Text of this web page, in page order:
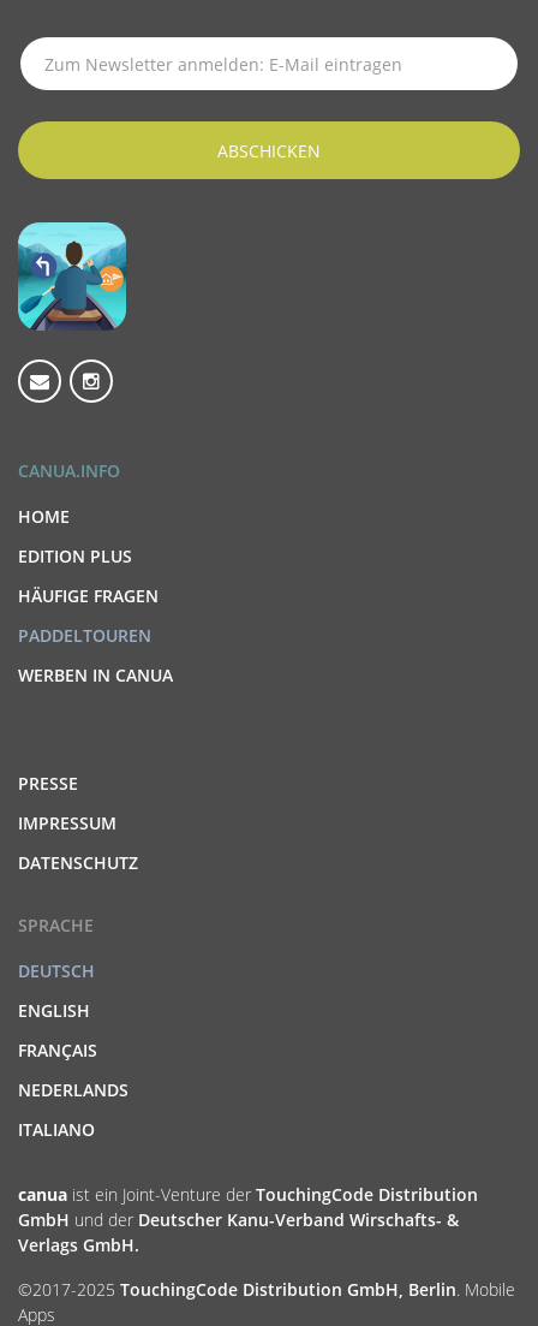
SUBSCRIBE TO LATEST NEWS
ABSCHICKEN
CANUA.INFO
HOME
EDITION PLUS
HÄUFIGE FRAGEN
PADDELTOUREN
WERBEN IN CANUA
PRESSE
IMPRESSUM
DATENSCHUTZ
SPRACHE
DEUTSCH
ENGLISH
FRANÇAIS
NEDERLANDS
ITALIANO
canua ist ein Joint-Venture der TouchingCode Distribution
GmbH und der Deutscher Kanu-Verband Wirschafts- &
Verlags GmbH.
©2017-2025 TouchingCode Distribution GmbH, Berlin. Mobile
Apps